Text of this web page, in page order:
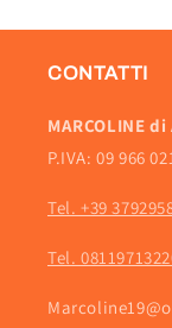
CONTATTI
MARCOLINE di
P.IVA: 09 966
Tel. +39
Tel.